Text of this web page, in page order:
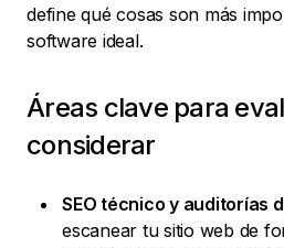
define qué cosas son más
software ideal.
Áreas clave para
considerar
SEO técnico y auditorías
escanear tu sitio web de